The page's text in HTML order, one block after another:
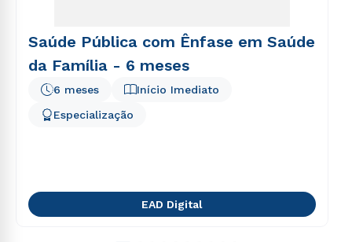
Saúde Pública com Ênfase em Saúde
da Família - 6 meses
Início Imediato
6 meses
Especialização
EAD Digital